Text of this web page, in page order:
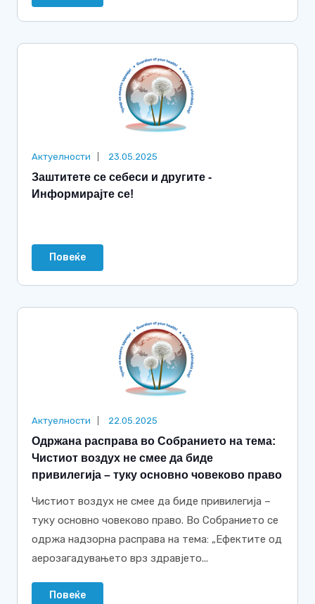
Актуелности 23.05.2025
Заштитете се себеси и другите -
Информирајте се!
Повеќе
Актуелности 22.05.2025
Одржана расправа во Собранието на тема:
Чистиот воздух не смее да биде
привилегија – туку основно човеково право
Чистиот воздух не смее да биде привилегија –
туку основно човеково право. Во Собранието се
одржа надзорна расправа на тема: „Ефектите од
аерозагадувањето врз здравјето...
Повеќе